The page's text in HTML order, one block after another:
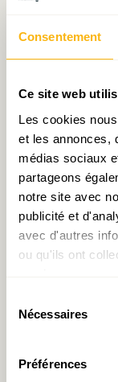
Consentement
Ce site web
Les cookies
et les annonces,
médias sociaux
partageons
notre site avec
publicité et
avec d'autres
ou qu'ils ont
Nécessaires
Préférences
il est
salariés
explosent
réunion
vendredi 10
Pour
prévoit un
financer
[1]